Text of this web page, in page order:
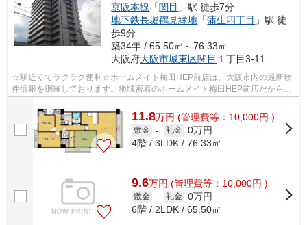
京阪本線 「関目 」駅 徒歩7分
地下鉄長堀鶴見緑地 「蒲生四丁目 」駅 徒
歩9分
築34年 / 65.50㎡～76.33㎡
大阪府大阪市城東区関目 １丁目3-11
☆駅近くてラクラク便利☆ホームメイト梅田HEP前店は、大阪市内の最新物
件情報を網羅しております。地域密着のホームメイト梅田HEP前店だからで
きるお部屋探し品質であなたの理想のお部...
11.8万円 (管理費等：10,000円 )
敷金 - 礼金 0万円
4階 / 3LDK / 76.33㎡
9.6万円 (管理費等：10,000円 )
敷金 - 礼金 0万円
6階 / 2LDK / 65.50㎡